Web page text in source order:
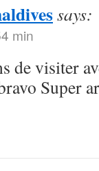
says:
min
de visiter
Super